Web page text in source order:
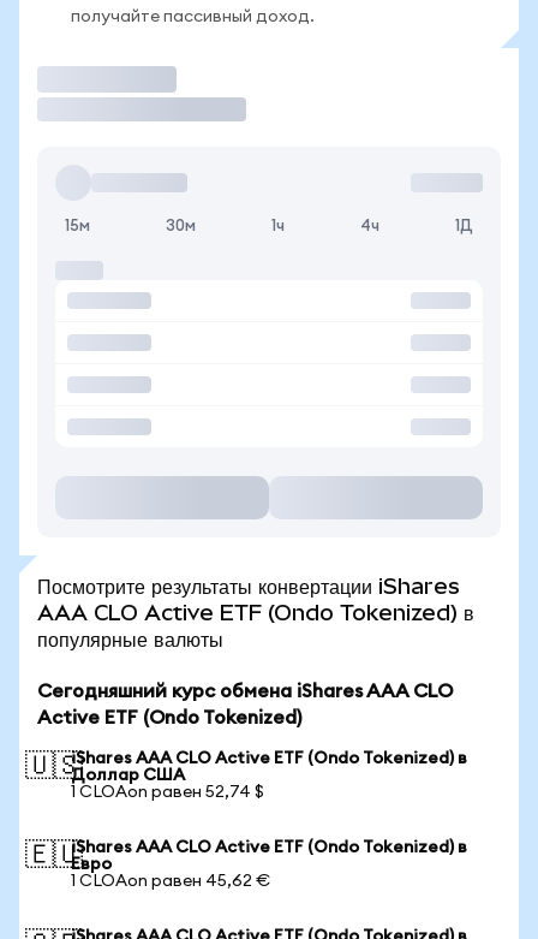
получайте пассивный доход.
15м 30м 1ч 4ч 1Д
Посмотрите результаты конвертации iShares
AAA CLO Active ETF (Ondo Tokenized) в
популярные валюты
Сегодняшний курс обмена iShares AAA CLO
Active ETF (Ondo Tokenized)
🇺🇸iShares AAA CLO Active ETF (Ondo Tokenized) в
Доллар США
1 CLOAon равен 52,74 $
🇪🇺iShares AAA CLO Active ETF (Ondo Tokenized) в
Евро
1 CLOAon равен 45,62 €